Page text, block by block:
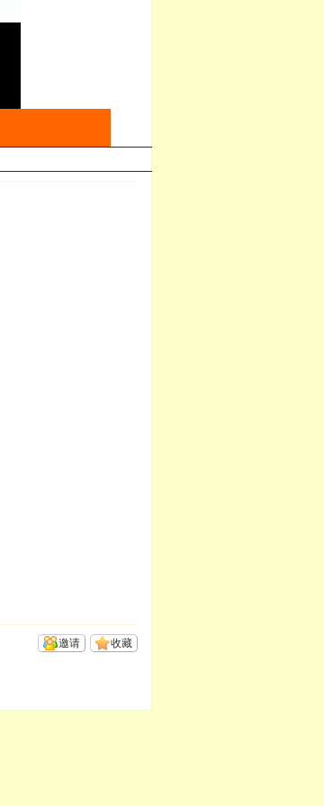
收藏
邀请